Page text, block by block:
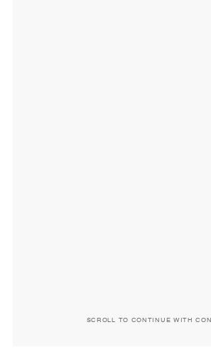
SCROLL TO CONTINUE WITH